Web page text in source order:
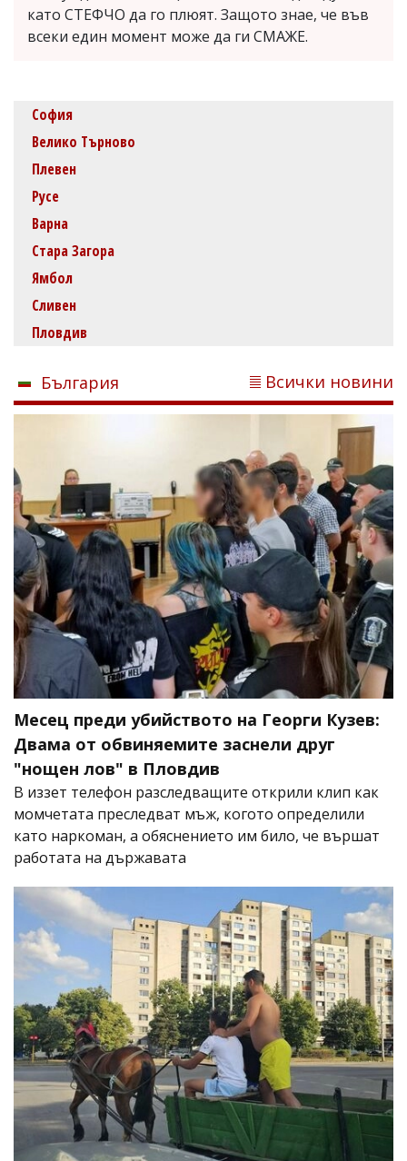
като СТЕФЧО да го плюят. Защото знае, че във
всеки един момент може да ги СМАЖЕ.
София
Велико Търново
Плевен
Русе
Варна
Стара Загора
Ямбол
Сливен
Пловдив
България Всички новини
Месец преди убийството на Георги Кузев:
Двама от обвиняемите заснели друг
"нощен лов" в Пловдив
В иззет телефон разследващите открили клип как
момчетата преследват мъж, когото определили
като наркоман, а обяснението им било, че вършат
работата на държавата